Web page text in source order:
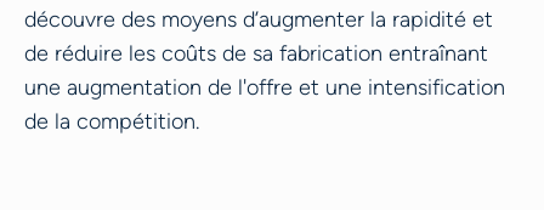
découvre des moyens d’augmenter la rapidité et
de réduire les coûts de sa fabrication entraînant
une augmentation de l'offre et une intensification
de la compétition.